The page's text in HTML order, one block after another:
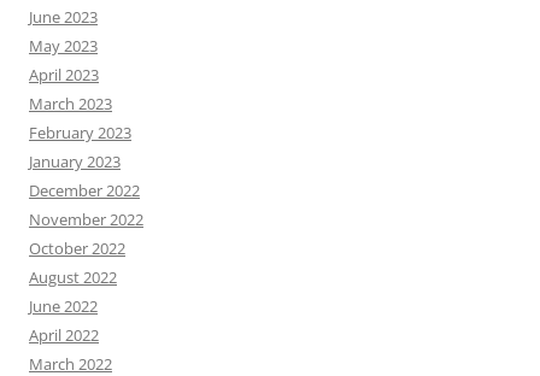
June 2023
May 2023
April 2023
March 2023
February 2023
January 2023
December 2022
November 2022
October 2022
August 2022
June 2022
April 2022
March 2022